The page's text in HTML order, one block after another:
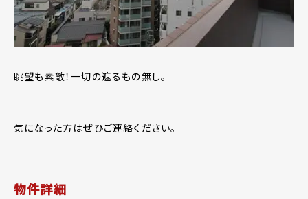
眺望も素敵！一切の遮るもの無し。
気になった方はぜひご連絡ください。
物件詳細